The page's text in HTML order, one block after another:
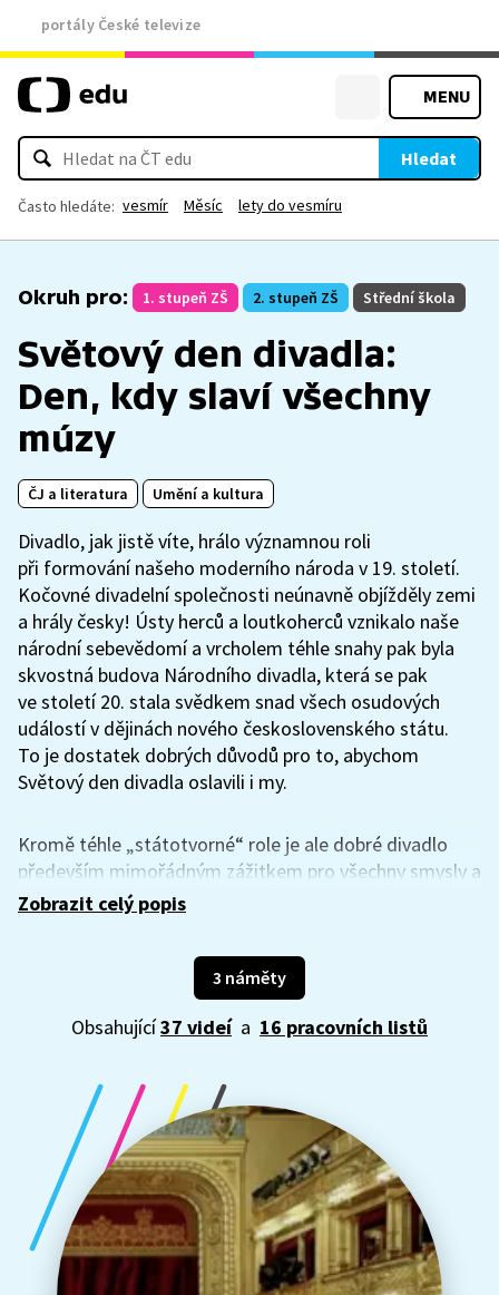
portály České televize
MENU
Hledat
Často hledáte: vesmír Měsíc lety do vesmíru
Okruh pro: 1. stupeň ZŠ 2. stupeň ZŠ Střední škola
Světový den divadla:
Den, kdy slaví všechny
múzy
ČJ a literatura Umění a kultura
Divadlo, jak jistě víte, hrálo významnou roli
při formování našeho moderního národa v 19. století.
Kočovné divadelní společnosti neúnavně objížděly zemi
a hrály česky! Ústy herců a loutkoherců vznikalo naše
národní sebevědomí a vrcholem téhle snahy pak byla
skvostná budova Národního divadla, která se pak
ve století 20. stala svědkem snad všech osudových
událostí v dějinách nového československého státu.
To je dostatek dobrých důvodů pro to, abychom
Světový den divadla oslavili i my.
Kromě téhle „státotvorné“ role je ale dobré divadlo
především mimořádným zážitkem pro všechny smysly a
kontakt s živými herci je magií, která je naprosto
vzniká na divadelních prknech, přiblížit. Za necelých 150
let se toho v našich divadlech seběhlo opravdu hodně,
ať už mluvíme o našich, či zahraničních divadelních
tvůrcích a autorech, nebo o dramatizacích literárních
v pravěku z rituálních slavností, máme ale v genech
zakódované všichni. Stačí ho tedy jen vnímat a nechat
ho, aby nás povznášelo.
Zobrazit celý popis
3 náměty
Obsahující37 videí a 16 pracovních listů